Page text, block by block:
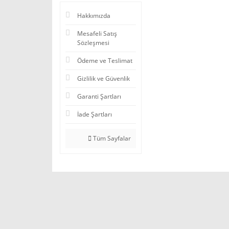
Hakkımızda
Mesafeli Satış
Sözleşmesi
Ödeme ve Teslimat
Gizlilik ve Güvenlik
Garanti Şartları
İade Şartları
Tüm Sayfalar